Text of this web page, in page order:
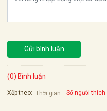
Gửi bình luận
(0) Bình luận
Xếp theo: Thời gian Số người thích